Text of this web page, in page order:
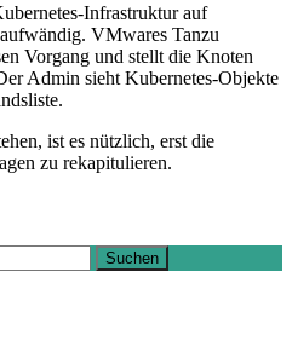
Infrastruktur auf
VMwares Tanzu
Vorgang und stellt die Knoten
Admin sieht Kubernetes-Objekte
ist es nützlich, erst die
zu rekapitulieren.